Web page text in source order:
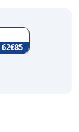
62€85